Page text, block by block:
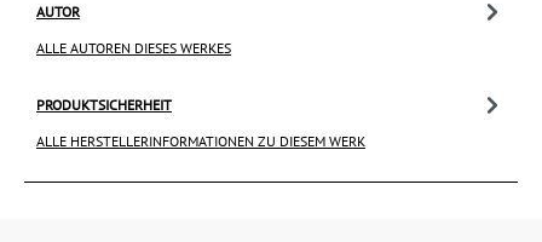
AUTOR
ALLE AUTOREN DIESES WERKES
PRODUKTSICHERHEIT
ALLE HERSTELLERINFORMATIONEN ZU DIESEM WERK